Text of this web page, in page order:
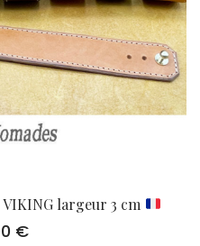
largeur 3 cm
€